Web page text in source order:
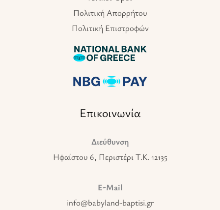
Πολιτική Απορρήτου
Πολιτική Επιστροφών
Επικοινωνία
Διεύθυνση
Ηφαίστου 6, Περιστέρι T.K. 12135
E-Mail
info@babyland-baptisi.gr